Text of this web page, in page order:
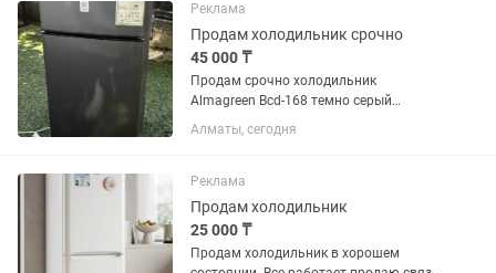
Реклама
Продам холодильник срочно
45 000 ₸
Продам срочно холодильник
Almagreen Bcd-168 темно серый
ширина 47см глубина 47см высота
100см покупался полтора года назад, в
предложить свою цену
Алматы, сегодня
Реклама
Продам холодильник
25 000 ₸
Продам холодильник в хорошем